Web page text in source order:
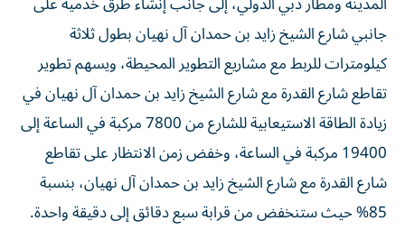
جانبي شارع الشيخ زايد بن حمدان آل نهيان بطول ثلاثة
كيلومترات للربط مع مشاريع التطوير المحيطة، ويسهم تطوير
تقاطع شارع القدرة مع شارع الشيخ زايد بن حمدان آل نهيان في
زيادة الطاقة الاستيعابية للشارع من 7800 مركبة في الساعة إلى
19400 مركبة في الساعة، وخفض زمن الانتظار على تقاطع
شارع القدرة مع شارع الشيخ زايد بن حمدان آل نهيان، بنسبة
85% حيث ستنخفض من قرابة سبع دقائق إلى دقيقة واحدة.